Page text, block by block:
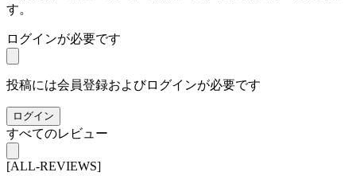
す。
ログインが必要です
投稿には会員登録およびログインが必要です
ログイン
すべてのレビュー
[ALL-REVIEWS]